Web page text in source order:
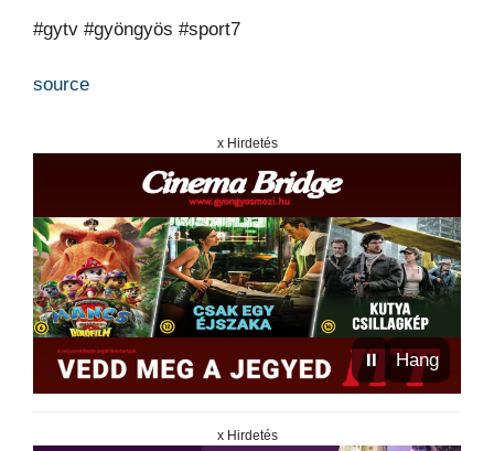
#gytv #gyöngyös #sport7
source
x Hirdetés
⏸ Hang
x Hirdetés